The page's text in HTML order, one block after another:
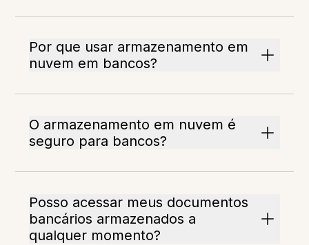
Por que usar armazenamento em
nuvem em bancos?
O armazenamento em nuvem é
seguro para bancos?
Posso acessar meus documentos
bancários armazenados a
qualquer momento?